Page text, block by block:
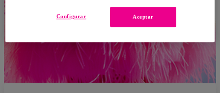
Aceptar
Configurar